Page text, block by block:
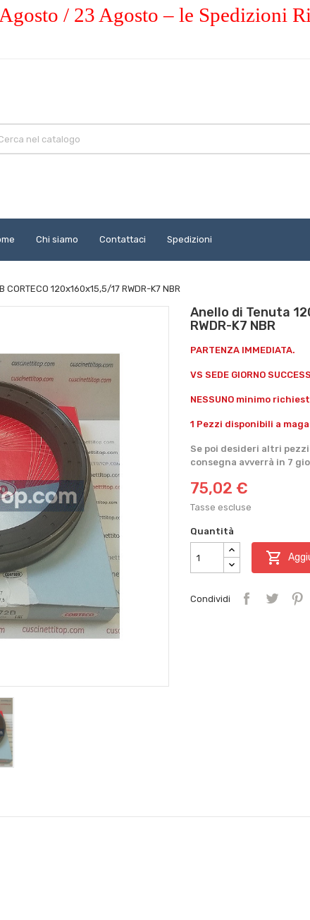
/ 23 Agosto – le Spedizioni
Chi siamo Contattaci Spedizioni
120x160x15,5/17 RWDR-K7 NBR
Anello di Tenuta
RWDR-K7 NBR
PARTENZA IMMEDIATA.
VS SEDE GIORNO
NESSUNO minimo
1 Pezzi disponibili a
Se poi desideri altri pezzi
consegna avverrà in 7
75,02 €
Tasse escluse
Quantità

Condividi